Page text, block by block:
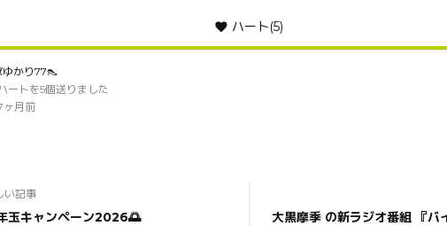
ハート(5)
ゆかり77👠
ートを5個送りました
ヶ月前
い記事
玉キャンペーン2026🌅
大黒摩季 の新ラジオ番組 『バ